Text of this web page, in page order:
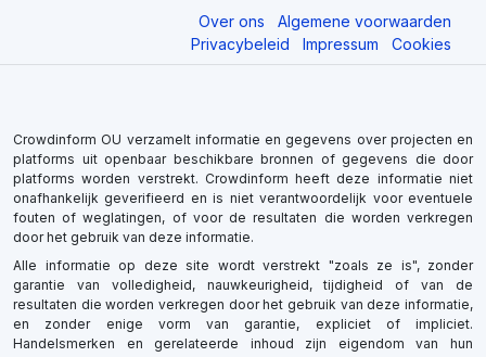
Over ons
Algemene voorwaarden
Privacybeleid
Impressum Cookies
Crowdinform OU verzamelt informatie en gegevens over projecten en
platforms uit openbaar beschikbare bronnen of gegevens die door
platforms worden verstrekt. Crowdinform heeft deze informatie niet
onafhankelijk geverifieerd en is niet verantwoordelijk voor eventuele
fouten of weglatingen, of voor de resultaten die worden verkregen
door het gebruik van deze informatie.
Alle informatie op deze site wordt verstrekt "zoals ze is", zonder
garantie van volledigheid, nauwkeurigheid, tijdigheid of van de
resultaten die worden verkregen door het gebruik van deze informatie,
en zonder enige vorm van garantie, expliciet of impliciet.
Handelsmerken en gerelateerde inhoud zijn eigendom van hun